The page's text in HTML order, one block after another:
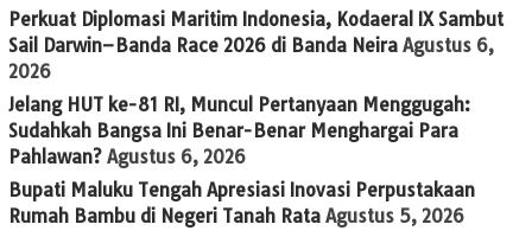
Perkuat Diplomasi Maritim Indonesia, Kodaeral IX Sambut
Sail Darwin–Banda Race 2026 di Banda Neira Agustus 6,
2026
Jelang HUT ke-81 RI, Muncul Pertanyaan Menggugah:
Sudahkah Bangsa Ini Benar-Benar Menghargai Para
Pahlawan? Agustus 6, 2026
Bupati Maluku Tengah Apresiasi Inovasi Perpustakaan
Rumah Bambu di Negeri Tanah Rata Agustus 5, 2026